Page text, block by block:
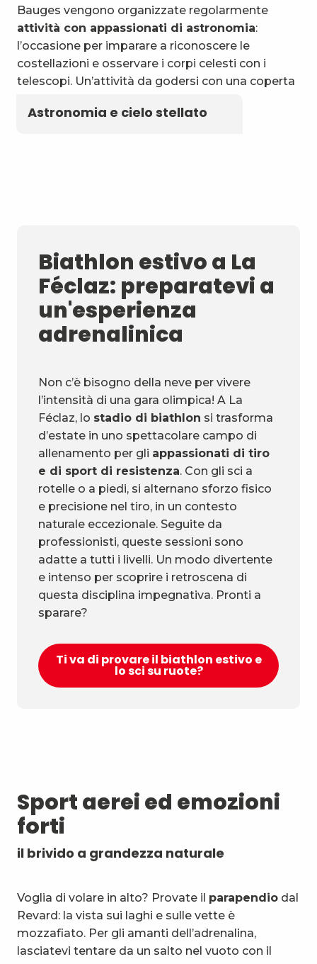
Bauges vengono organizzate regolarmente
attività con appassionati di astronomia:
l’occasione per imparare a riconoscere le
costellazioni e osservare i corpi celesti con i
telescopi. Un’attività da godersi con una coperta
Astronomia e cielo stellato
Biathlon estivo a La
Féclaz: preparatevi a
un'esperienza
adrenalinica
Non c’è bisogno della neve per vivere
l’intensità di una gara olimpica! A La
Féclaz, lo stadio di biathlon si trasforma
d’estate in uno spettacolare campo di
allenamento per gli appassionati di tiro
e di sport di resistenza. Con gli sci a
rotelle o a piedi, si alternano sforzo fisico
e precisione nel tiro, in un contesto
naturale eccezionale. Seguite da
professionisti, queste sessioni sono
adatte a tutti i livelli. Un modo divertente
e intenso per scoprire i retroscena di
questa disciplina impegnativa. Pronti a
sparare?
Ti va di provare il biathlon estivo e
lo sci su ruote?
Sport aerei ed emozioni
forti
il brivido a grandezza naturale
Voglia di volare in alto? Provate il parapendio dal
Revard: la vista sui laghi e sulle vette è
mozzafiato. Per gli amanti dell’adrenalina,
lasciatevi tentare da un salto nel vuoto con il